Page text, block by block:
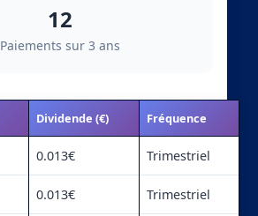
12
Paiements sur 3 ans
Dividende (€) Fréquence
0.013€ Trimestriel
0.013€ Trimestriel